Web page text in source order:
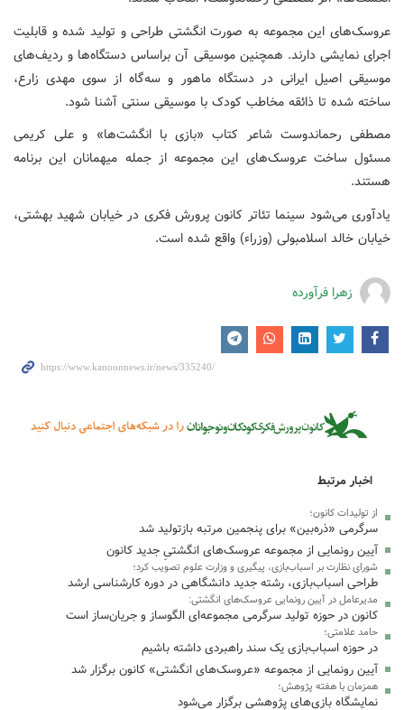
عروسک‌های این مجموعه به صورت انگشتی طراحی و تولید شده و قابلیت
اجرای نمایشی دارند. همچنین موسیقی آن براساس دستگاه‌ها و ردیف‌های
موسیقی اصیل ایرانی در دستگاه ماهور و سه‌گاه از سوی مهدی زارع،
ساخته شده تا ذائقه مخاطب کودک با موسیقی سنتی آشنا شود.
مصطفی رحماندوست شاعر کتاب «بازی با انگشت‌ها» و علی کریمی
مسئول ساخت عروسک‌های این مجموعه از جمله میهمانان این برنامه
هستند.
یادآوری می‌شود سینما تئاتر کانون پرورش فکری در خیابان شهید بهشتی،
خیابان خالد اسلامبولی (وزراء) واقع شده است.
زهرا فرآورده
اخبار مرتبط
از تولیدات کانون؛
سرگرمی «ذره‌بین» برای پنجمین مرتبه بازتولید شد
آیین رونمایی از مجموعه عروسک‌های انگشتیِ جدید کانون
شورای نظارت بر اسباب‌بازی، پیگیری و وزارت علوم تصویب کرد؛
طراحی اسباب‌بازی، رشته جدید دانشگاهی در دوره کارشناسی ارشد
مدیرعامل در آیین رونمایی عروسک‌های انگشتی:
کانون در حوزه تولید سرگرمی مجموعه‌ای الگوساز و جریان‌ساز است
حامد علامتی؛
در حوزه اسباب‌بازی یک سند راهبردی داشته باشیم
آیین رونمایی از مجموعه «عروسک‌های انگشتی» کانون برگزار شد
همزمان با هفته پژوهش؛
نمایشگاه بازی‌های پژوهشی برگزار می‌شود